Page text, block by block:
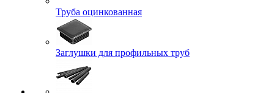
Труба оцинкованная
Заглушки для профильных труб